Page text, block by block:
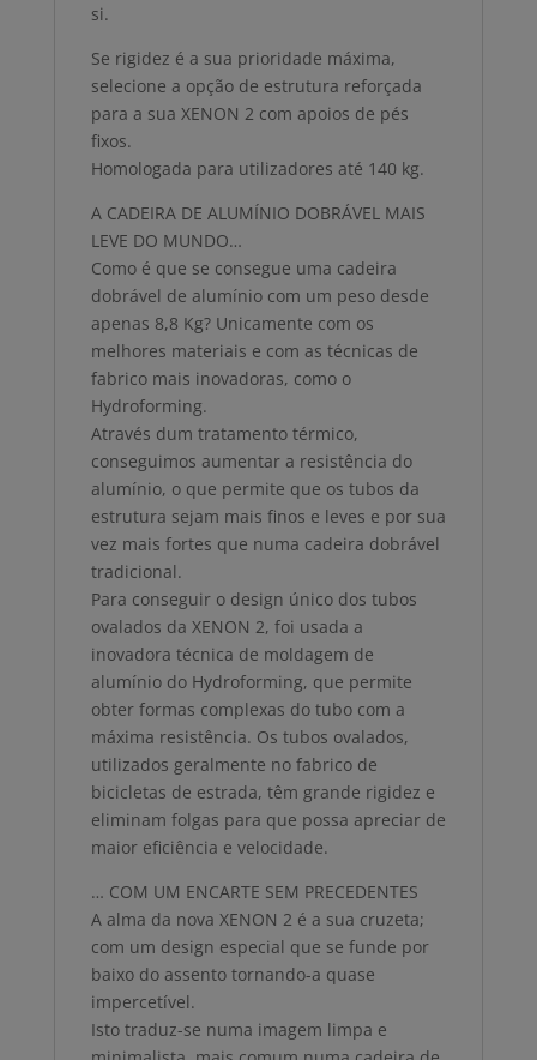
si.
Se rigidez é a sua prioridade máxima,
selecione a opção de estrutura reforçada
para a sua XENON 2 com apoios de pés
fixos.
Homologada para utilizadores até 140 kg.
A CADEIRA DE ALUMÍNIO DOBRÁVEL MAIS
LEVE DO MUNDO…
Como é que se consegue uma cadeira
dobrável de alumínio com um peso desde
apenas 8,8 Kg? Unicamente com os
melhores materiais e com as técnicas de
fabrico mais inovadoras, como o
Hydroforming.
Através dum tratamento térmico,
conseguimos aumentar a resistência do
alumínio, o que permite que os tubos da
estrutura sejam mais finos e leves e por sua
vez mais fortes que numa cadeira dobrável
tradicional.
Para conseguir o design único dos tubos
ovalados da XENON 2, foi usada a
inovadora técnica de moldagem de
alumínio do Hydroforming, que permite
obter formas complexas do tubo com a
máxima resistência. Os tubos ovalados,
utilizados geralmente no fabrico de
bicicletas de estrada, têm grande rigidez e
eliminam folgas para que possa apreciar de
maior eficiência e velocidade.
… COM UM ENCARTE SEM PRECEDENTES
A alma da nova XENON 2 é a sua cruzeta;
com um design especial que se funde por
baixo do assento tornando-a quase
impercetível.
Isto traduz-se numa imagem limpa e